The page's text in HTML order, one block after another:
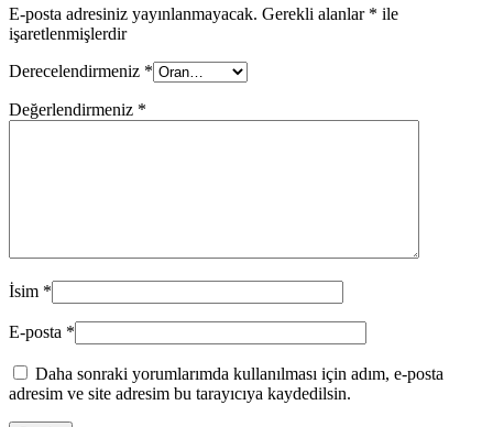
E-posta adresiniz yayınlanmayacak. Gerekli alanlar * ile
işaretlenmişlerdir
Derecelendirmeniz *
Değerlendirmeniz *
İsim *
E-posta *
Daha sonraki yorumlarımda kullanılması için adım, e-posta
adresim ve site adresim bu tarayıcıya kaydedilsin.